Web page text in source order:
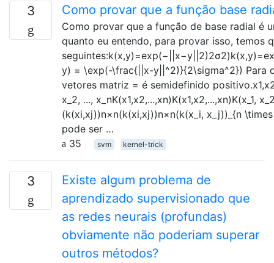
3 Como provar que a função base
Como provar que a função de base radial é
quanto eu entendo, para provar isso, temos
y) = \exp(-\frac{||x-y||^2)}{2\sigma^2}) Para
vetores matriz = é semidefinido
x_2, ..., x_nK(x1,x2,...,xn)K(x1,x2,...,xn)K(x_1,
(k(xi,xj))n×n(k(xi,xj))n×n(k(x_i, x_j))_{n
pode ser …
35
svm kernel-trick
3
Existe algum problema de
aprendizado supervisionado que
as redes neurais (profundas)
obviamente não poderiam superar
outros métodos?